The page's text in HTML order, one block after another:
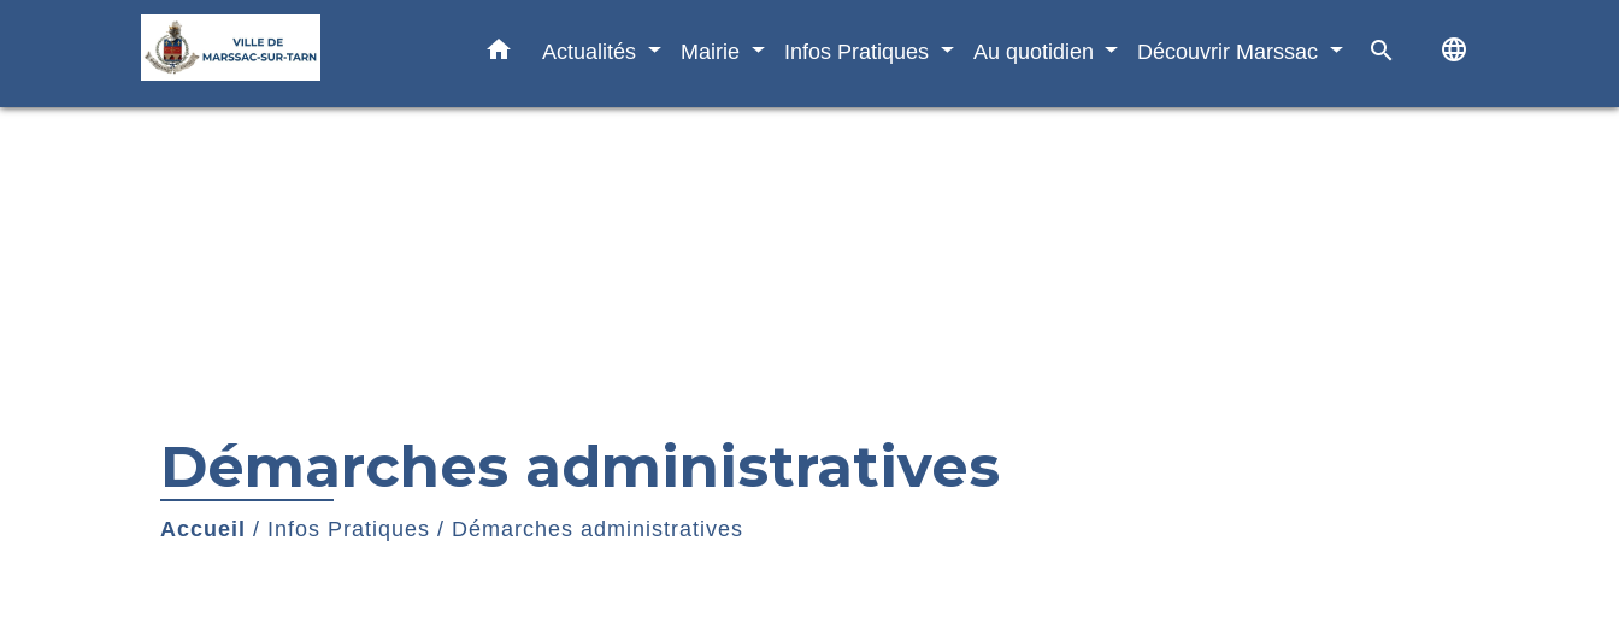
home Actualités Mairie Infos Pratiques Au quotidien Découvrir Marssac search language
Démarches administratives
Accueil / Infos Pratiques / Démarches administratives